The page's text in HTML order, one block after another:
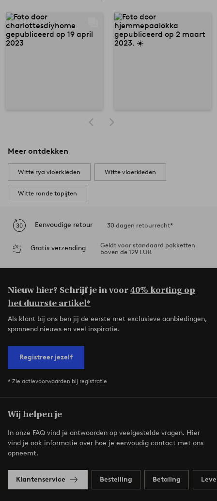
Meer ontdekken
Witte rya vloerkleden Witte vloerkleden
Witte ronde tapijten
Eenvoudige retour 30 dagen retourrecht*
Gratis verzending
Geldt voor standaard pakketten
boven de 129 EUR
Nieuw hier? Schrijf je in voor40% korting op
het duurste artikel*
Als klant bij ons ben jij de eerste met exclusieve aanbiedingen,
spannend nieuws en veel inspiratie.
Registreer jezelf
* Zie actievoorwaarden bij registratie
Wij helpen je
In onze FAQ vind je antwoorden op veelgestelde vragen. Hier
vind je ook informatie over hoe je eenvoudig contact met ons
opneemt.
Klantenservice Bestelling Betaling